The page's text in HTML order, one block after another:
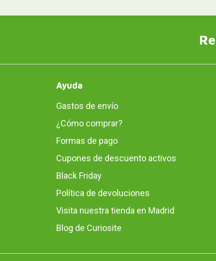
Ayuda
Gastos de envío
¿Cómo comprar?
Formas de pago
Cupones de descuento activos
Black Friday
Política de devoluciones
Visita nuestra tienda en Madrid
Blog de Curiosite